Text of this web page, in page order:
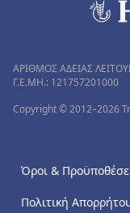
ΑΡΙΘΜΟΣ ΑΔΕΙΑΣ
Γ.Ε.ΜΗ.: 121757201000
Copyright © 2012–2026
Όροι &
Πολιτική